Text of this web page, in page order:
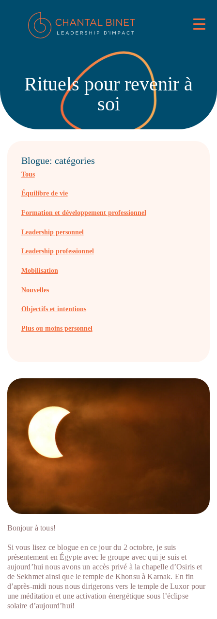
Rituels pour revenir à
soi
Blogue: catégories
Tous
Équilibre de vie
Formation et développement professionnel
Leadership personnel
Leadership professionnel
Mobilisation
Nouvelles
Objectifs et intentions
Plus ou moins personnel
Bonjour à tous!
Si vous lisez ce blogue en ce jour du 2 octobre, je suis
présentement en Égypte avec le groupe avec qui je suis et
aujourd’hui nous avons un accès privé à la chapelle d’Osiris et
de Sekhmet ainsi que le temple de Khonsu à Karnak. En fin
d’après-midi nous nous dirigerons vers le temple de Luxor pour
une méditation et une activation énergétique sous l’éclipse
solaire d’aujourd’hui!